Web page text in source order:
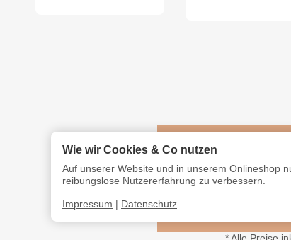
Wie wir Cookies & Co nutzen
Auf unserer Website und in unserem Onlineshop
reibungslose Nutzererfahrung zu verbessern.
Impressum Datenschutz